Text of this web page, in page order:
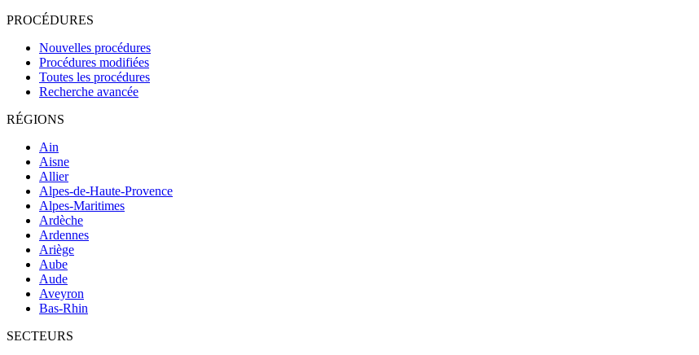
PROCÉDURES
Nouvelles procédures
Procédures modifiées
Toutes les procédures
Recherche avancée
RÉGIONS
Ain
Aisne
Allier
Alpes-de-Haute-Provence
Alpes-Maritimes
Ardèche
Ardennes
Ariège
Aube
Aude
Aveyron
Bas-Rhin
SECTEURS